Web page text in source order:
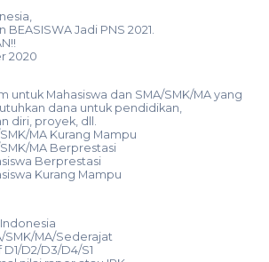
Jadi PNS 2021.
2020
untuk Mahasiswa dan SMA/SMK/MA yang
dana untuk pendidikan,
diri, proyek, dll.
MA Kurang Mampu
MA Berprestasi
Berprestasi
Kurang Mampu
SMK/MA/Sederajat
D2/D3/D4/S1